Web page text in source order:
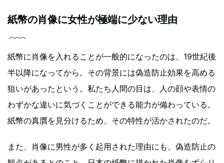
紙幣の肖像に女性が極端に少ない理由
紙幣に肖像を入れることが一般的になったのは、19世紀後
半以降になってから。その背景には偽造防止効果を高める
狙いがあったという。私たち人間の目は、人の顔や表情の
わずかな違いに気づくことができる能力が備わっている。
紙幣の真贋を見分けるため、その特性が活かされたのだ。
また、肖像に男性が多く起用された理由にも、偽造防止の